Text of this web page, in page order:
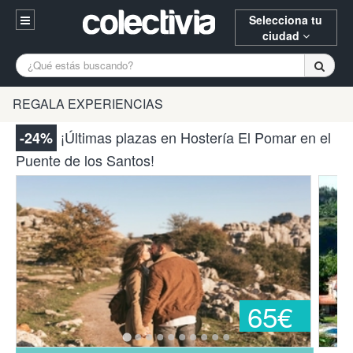
Selecciona tu
ciudad
Entrar
94 652 38 15 (L-V 10:30-15:00)
¿Necesitas ayuda? Escríbenos
A Coruña Alicante
Bilbao Burgos Donostia
Gijón Huesca
Pamplona Santander Tarragona
Valencia Vitoria Zaragoza
REGALA EXPERIENCIAS
-24% ¡Últimas plazas en Hostería El Pomar en el
Puente de los Santos!
65€